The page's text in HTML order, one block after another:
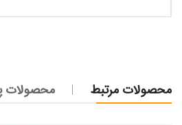
محصولات مرتبط محصولات